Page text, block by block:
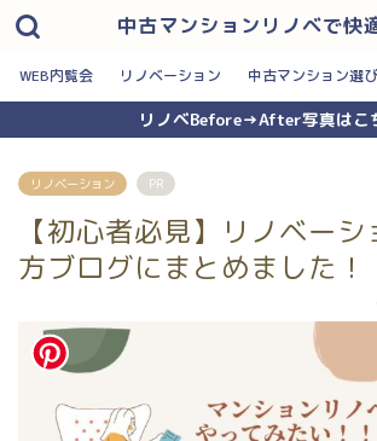
中古マンションリノベで快
WEB内覧会 リノベーション 中古マンション選び
リノベBefore→After写真はこ
リノベーション PR
【初心者必見】リノベー
方ブログにまとめました！